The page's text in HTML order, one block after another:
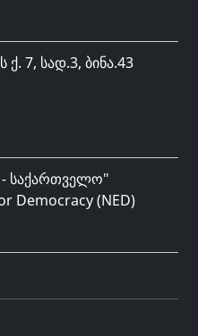
7, სად.3, ბინა.43
- საქართველო"
Democracy (NED)